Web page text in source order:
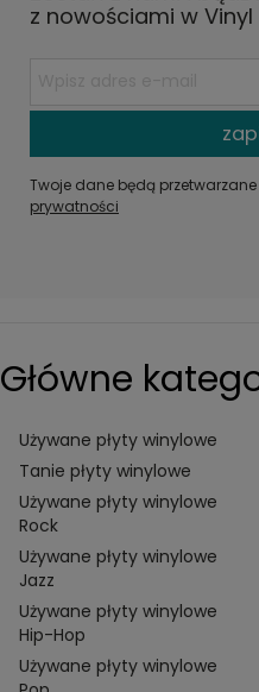
z nowościami w Vinyl
Twoje dane będą
prywatności
Główne
Używane płyty winylowe
Tanie płyty winylowe
Używane płyty winylowe
Rock
Używane płyty winylowe
Jazz
Używane płyty winylowe
Hip-Hop
Używane płyty winylowe